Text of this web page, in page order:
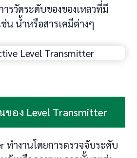
รวัดระดับของของเหลวที่มี
น น้ำหรือสารเคมีต่างๆ
ของ Level Transmitter
ทำงานโดยการตรวจจับระดับ